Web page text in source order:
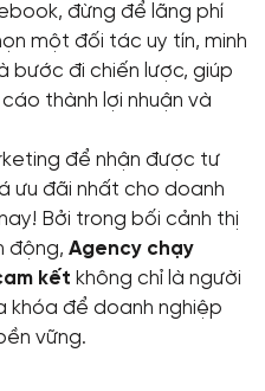
đừng để lãng phí
một đối tác uy tín, minh
bước đi chiến lược, giúp
thành lợi nhuận và
để nhận được tư
ưu đãi nhất cho doanh
Bởi trong bối cảnh thị
động, Agency chạy
kết không chỉ là người
khóa để doanh nghiệp
vững.